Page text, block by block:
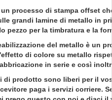
processo di stampa offset
grandi lamine di metallo in
pezzo per la timbratura e la
del metallo è un
di colore su metallo
in serie e così
di prodotto sono liberi per il
paga i servizi corriere.